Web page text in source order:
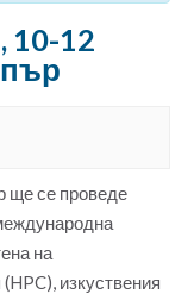
10-12
ще се проведе
на
изкуствения